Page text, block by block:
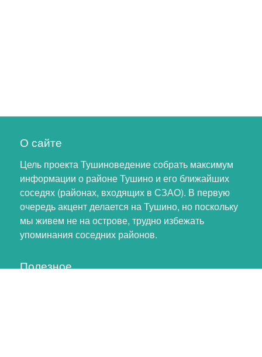
О сайте
Цель проекта Тушиноведение собрать максимум
информации о районе Тушино и его ближайших
соседях (районах, входящих в СЗАО). В первую
очередь акцент делается на Тушино, но поскольку
мы живем не на острове, трудно избежать
упоминания соседних районов.
Полезное